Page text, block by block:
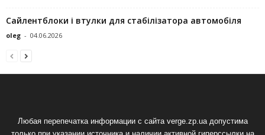
Сайлентблоки і втулки для стабілізатора автомобіля
oleg - 04.06.2026
Любая перепечатка информации с сайта verge.zp.ua допустима